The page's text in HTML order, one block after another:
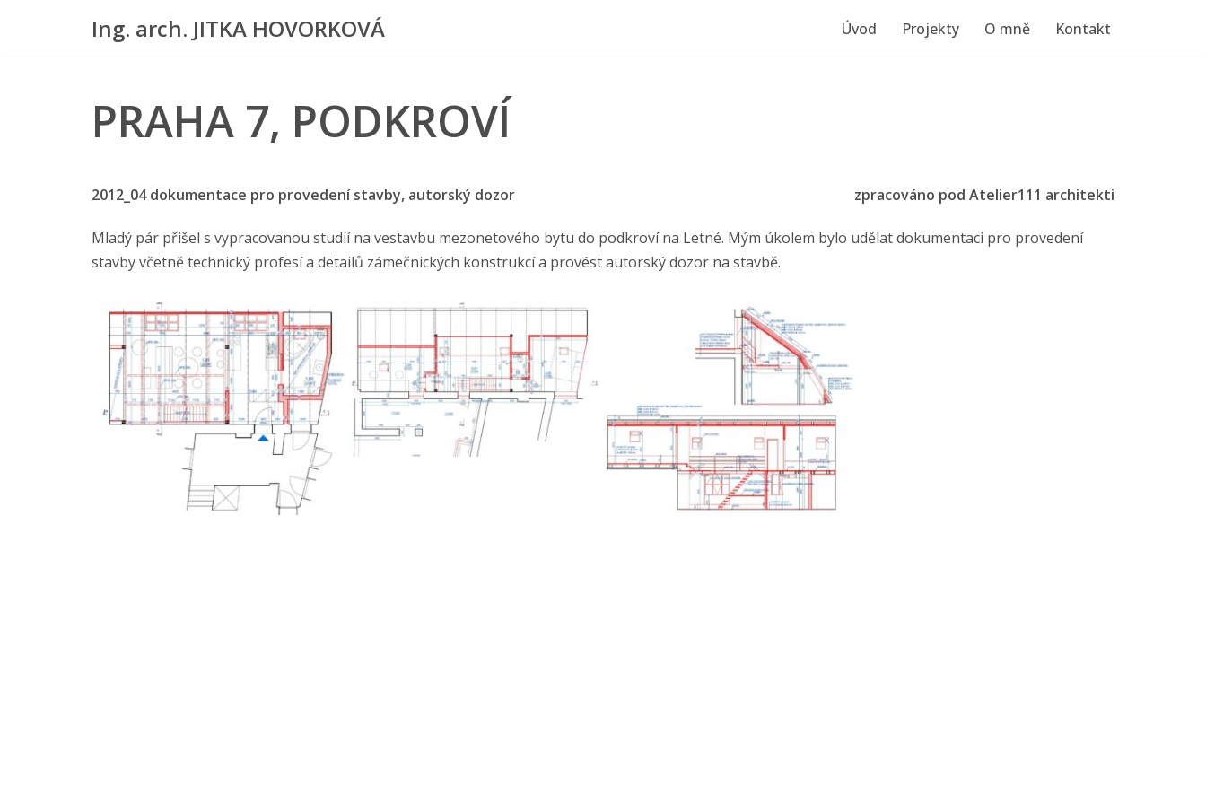
Ing. arch. JITKA HOVORKOVÁ Úvod Projekty O mně Kontakt
PRAHA 7, PODKROVÍ
2012_04 dokumentace pro provedení stavby, autorský dozor zpracováno pod Atelier111 architekti
Mladý pár přišel s vypracovanou studií na vestavbu mezonetového bytu do podkroví na Letné. Mým úkolem bylo udělat dokumentaci pro provedení
stavby včetně technický profesí a detailů zámečnických konstrukcí a provést autorský dozor na stavbě.